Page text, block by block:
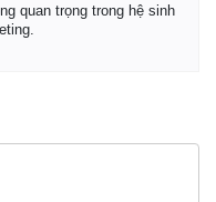
quan trọng trong hệ sinh